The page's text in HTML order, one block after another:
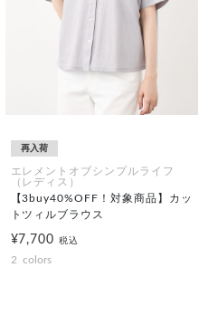
再入荷
エレメントオブシンプルライフ
（レディス）
【3buy40%OFF！対象商品】カッ
トツィルブラウス
¥7,700税込
2 colors